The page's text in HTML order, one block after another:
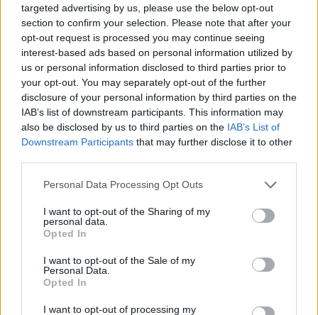
targeted advertising by us, please use the below opt-out
section to confirm your selection. Please note that after your
opt-out request is processed you may continue seeing
interest-based ads based on personal information utilized by
us or personal information disclosed to third parties prior to
your opt-out. You may separately opt-out of the further
disclosure of your personal information by third parties on the
IAB’s list of downstream participants. This information may
also be disclosed by us to third parties on the IAB’s List of
Downstream Participants that may further disclose it to other
Personal Data Processing Opt Outs
I want to opt-out of the Sharing of my
personal data.
Opted In
I want to opt-out of the Sale of my
Personal Data.
Opted In
I want to opt-out of processing my
9 visualizaciones Autocuidado
Únete a nuestra comunidad y
mantente informada de
nuestras novedades